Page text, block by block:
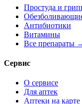
Простуда и
Антибиотики
Витамины
Все препараты
Сервис
О сервисе
Для аптек
Аптеки на карте